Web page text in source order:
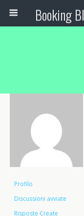
Profilo
Discussioni avviate
Risposte Create